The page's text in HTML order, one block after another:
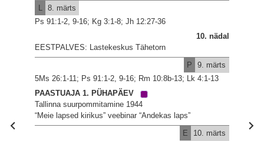
8. märts
Ps 91:1-2, 9-16; Kg 3:1-8; Jh 12:27-36
10. nädal
EESTPALVES: Lastekeskus Tähetorn
P
9. märts
5Ms 26:1-11; Ps 91:1-2, 9-16; Rm 10:8b-13; Lk 4:1-13
PAASTUAJA 1. PÜHAPÄEV
Tallinna suurpommitamine 1944
“Meie lapsed kirikus” veebinar “Andekas laps”
E
10. märts